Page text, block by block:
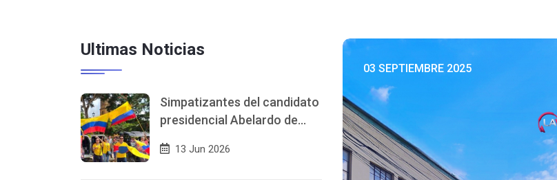
Ultimas Noticias
Simpatizantes del candidato
presidencial Abelardo de…
13 Jun 2026
03 SEPTIEMBRE 2025